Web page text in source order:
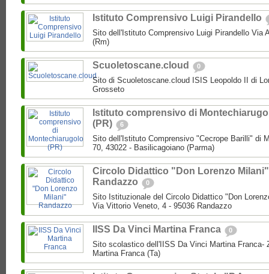
Istituto Comprensivo Luigi Pirandello
Sito dell'Istituto Comprensivo Luigi Pirandello Via
(Rm)
Scuoletoscane.cloud 0
Sito di Scuoletoscane.cloud ISIS Leopoldo II di
Grosseto
Istituto comprensivo di
(PR)
6
Sito dell'Istituto Comprensivo "Cecrope Barilli" di
70, 43022 - Basilicagoiano (Parma)
Circolo Didattico "Don Lorenzo Milani"
Randazzo
0
Sito Istituzionale del Circolo Didattico "Don
Via Vittorio Veneto, 4 - 95036 Randazzo
IISS Da Vinci Martina Franca 0
Sito scolastico dell'IISS Da Vinci Martina Franca-
Martina Franca (Ta)